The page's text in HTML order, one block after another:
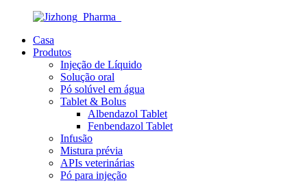
Casa
Produtos
Injeção de Líquido
Solução oral
Pó solúvel em água
Tablet & Bolus
Albendazol Tablet
Fenbendazol Tablet
Infusão
Mistura prévia
APIs veterinárias
Pó para injeção